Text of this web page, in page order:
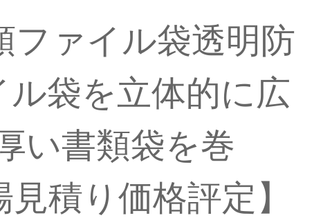
ファイル袋透明防
袋を立体的に広
い書類袋を巻
積り価格評定】